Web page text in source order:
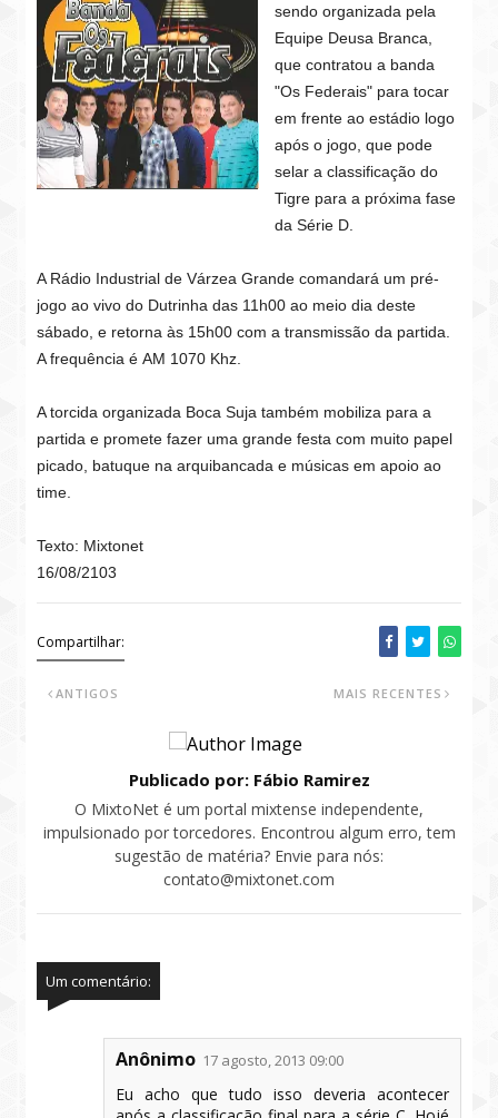
sendo organizada pela
Equipe Deusa Branca,
que contratou a banda
"Os Federais" para tocar
em frente ao estádio logo
após o jogo, que pode
selar a classificação do
Tigre para a próxima fase
da Série D.
A Rádio Industrial de Várzea Grande comandará um pré-
jogo ao vivo do Dutrinha das 11h00 ao meio dia deste
sábado, e retorna às 15h00 com a transmissão da partida.
A frequência é AM 1070 Khz.
A torcida organizada Boca Suja também mobiliza para a
partida e promete fazer uma grande festa com muito papel
picado, batuque na arquibancada e músicas em apoio ao
time.
Texto: Mixtonet
16/08/2103
Compartilhar:
MAIS RECENTES
ANTIGOS
Publicado por: Fábio Ramirez
O MixtoNet é um portal mixtense independente,
impulsionado por torcedores. Encontrou algum erro, tem
sugestão de matéria? Envie para nós:
contato@mixtonet.com
Um comentário:
Anônimo 17 agosto, 2013 09:00
Eu acho que tudo isso deveria acontecer